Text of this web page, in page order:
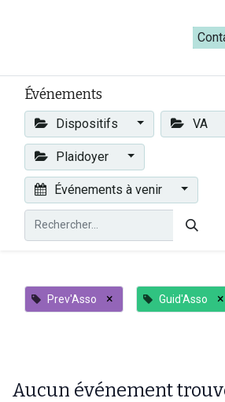
Événements
Dispositifs VA
Plaidoyer
Événements à venir
Prev'Asso × Guid'Asso ×
Aucun événement